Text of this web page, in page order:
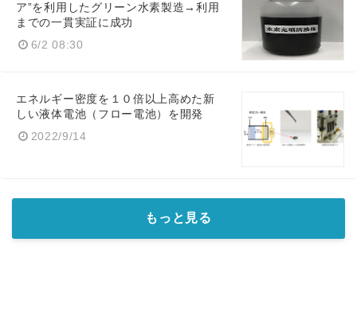
ア”を利用したグリーン水素製造→利用
までの一貫実証に成功
6/2 08:30
エネルギー密度を１０倍以上高めた新
しい液体電池（フロー電池）を開発
2022/9/14
もっと見る